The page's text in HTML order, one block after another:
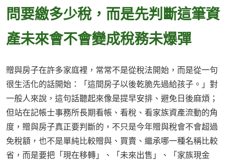
問要繳多少稅，而是先判斷這筆資
產未來會不會變成稅務未爆彈
贈與房子在許多家庭裡，常常不是從稅法開始，而是從一句
很生活化的話開始：「這間房子以後乾脆先過給孩子。」對
一般人來說，這句話聽起來像是提早安排、避免日後麻煩；
但站在記帳士事務所長期看帳、看稅、看家族資產流動的角
度，贈與房子真正要判斷的，不只是今年贈與稅會不會超過
免稅額，也不是單純比較贈與、買賣、繼承哪一種名稱比較
省，而是要把「現在移轉」、「未來出售」、「家族現金